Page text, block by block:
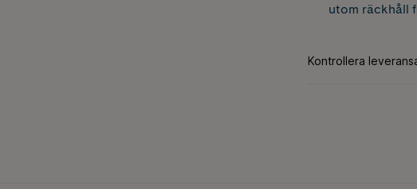
utom räckhåll